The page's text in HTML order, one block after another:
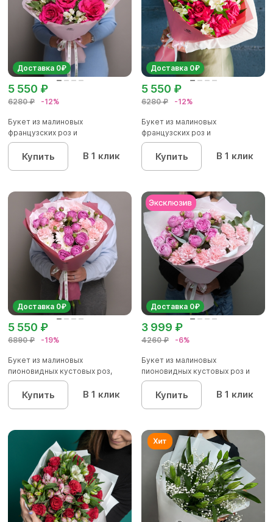
Доставка 0₽
6280 ₽ -12%
5 550 ₽
Букет из малиновых
французских роз и
альстромерии - L в...
Купить В 1 клик
Доставка 0₽
6280 ₽ -12%
5 550 ₽
Букет из малиновых
французских роз и
альстромерии - L
Купить В 1 клик
Доставка 0₽
6890 ₽ -19%
5 550 ₽
Букет из малиновых
пионовидных кустовых роз,
хризантемы...
Купить В 1 клик
Доставка 0₽
4260 ₽ -6%
3 999 ₽
Букет из малиновых
пионовидных кустовых роз и
розовых д...
Купить В 1 клик